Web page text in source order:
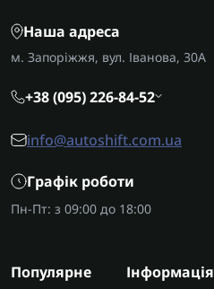
Наша адреса
м. Запоріжжя, вул. Іванова, 30А
+38 (095) 226-84-52
info@autoshift.com.ua
Графік роботи
Пн-Пт: з 09:00 до 18:00
Популярне Інформація